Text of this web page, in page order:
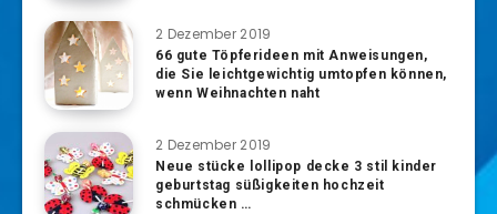
2 Dezember 2019
66 gute Töpferideen mit Anweisungen,
die Sie leichtgewichtig umtopfen können,
wenn Weihnachten naht
2 Dezember 2019
Neue stücke lollipop decke 3 stil kinder
geburtstag süßigkeiten hochzeit
schmücken …